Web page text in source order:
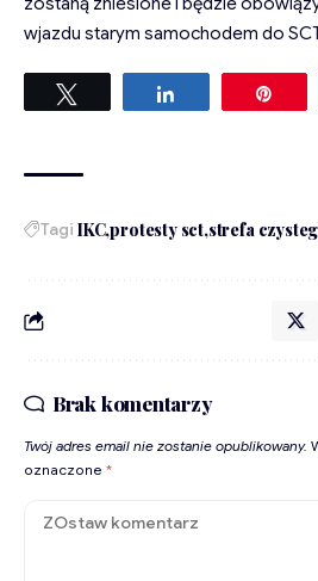
wjazdu starym samochodem do
Udostępnij
Tagi IKC protesty sct strefa
Brak komentarzy
Twój adres email nie zostanie opublikowany.
oznaczone *